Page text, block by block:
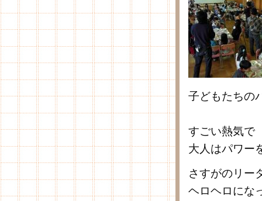
子どもたちの
すごい熱気で
大人はパワー
さすがのリー
ヘロヘロにな